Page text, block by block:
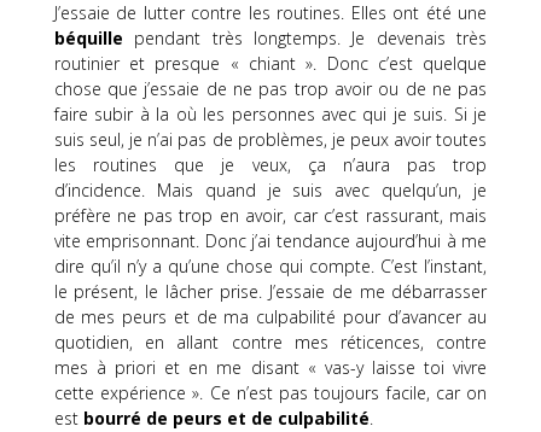
J’essaie de lutter contre les routines. Elles ont été une
béquille pendant très longtemps. Je devenais très
routinier et presque « chiant ». Donc c’est quelque
chose que j’essaie de ne pas trop avoir ou de ne pas
faire subir à la où les personnes avec qui je suis. Si je
suis seul, je n’ai pas de problèmes, je peux avoir toutes
les routines que je veux, ça n’aura pas trop
d’incidence.Mais quand je suis avec quelqu’un, je
préfère ne pas trop en avoir, car c’est rassurant, mais
vite emprisonnant. Donc j’ai tendance aujourd’hui à me
dire qu’il n’y a qu’une chose qui compte. C’est l’instant,
le présent, le lâcher prise. J’essaie de me débarrasser
de mes peurs et de ma culpabilité pour d’avancer au
quotidien, en allant contre mes réticences, contre
mes à priori et en me disant « vas-y laisse toi vivre
cette expérience ». Ce n’est pas toujours facile, car on
est bourré de peurs et de culpabilité.